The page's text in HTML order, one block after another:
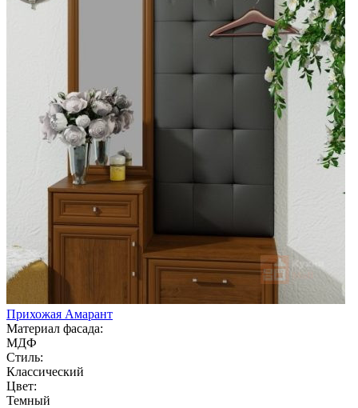
Прихожая Амарант
Материал фасада:
МДФ
Стиль:
Классический
Цвет:
Темный